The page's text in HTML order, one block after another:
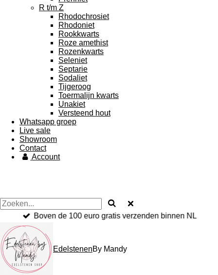
R t/m Z
Rhodochrosiet
Rhodoniet
Rookkwarts
Roze amethist
Rozenkwarts
Seleniet
Septarie
Sodaliet
Tijgeroog
Toermalijn kwarts
Unakiet
Versteend hout
Whatsapp groep
Live sale
Showroom
Contact
Account
Boven de 100 euro gratis verzenden binnen NL
EdelstenenBy Mandy